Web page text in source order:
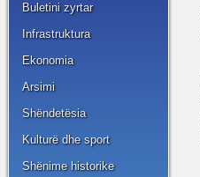
Buletini zyrtar
Infrastruktura
Ekonomia
Arsimi
Shëndetësia
Kulturë dhe sport
Shënime historike